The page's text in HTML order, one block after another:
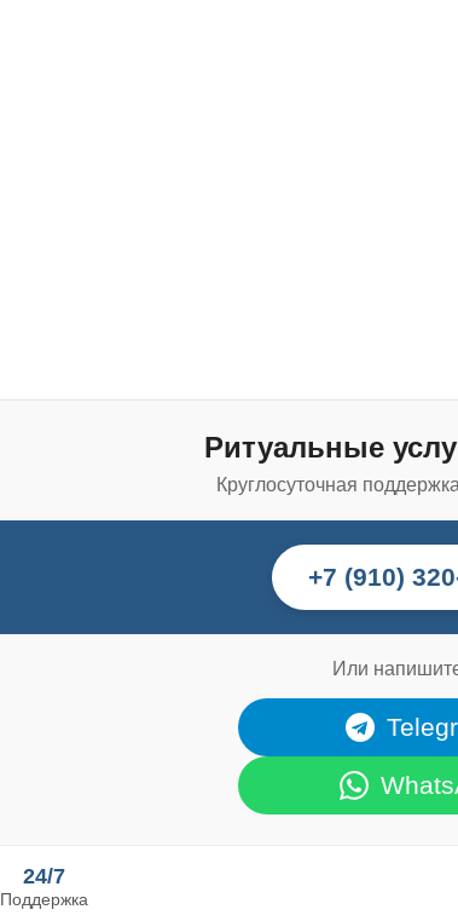
Ритуальные
Круглосуточная
+7 (910)
Или
24/7
Поддержка